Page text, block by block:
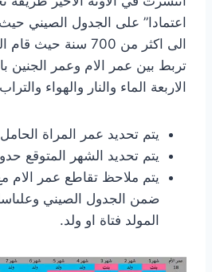
اعتمادا” على الجدول الصيني
الى اكثر من 700 سنة
تربط بين عمر الام وعمر الجنين
الاربعة الماء والنار والهواء
يتم تحديد عمر المراة
يتم تحديد الشهر المتوقع
يتم ملاحظ تقاطع عمر
ضمن الجدول الصيني
المولد فتاة او ولد.